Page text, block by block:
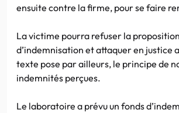
ensuite contre la firme, pour se faire
La victime pourra refuser la proposition
d’indemnisation et attaquer en justice
texte pose par ailleurs, le principe de
indemnités perçues.
Le laboratoire a prévu un fonds